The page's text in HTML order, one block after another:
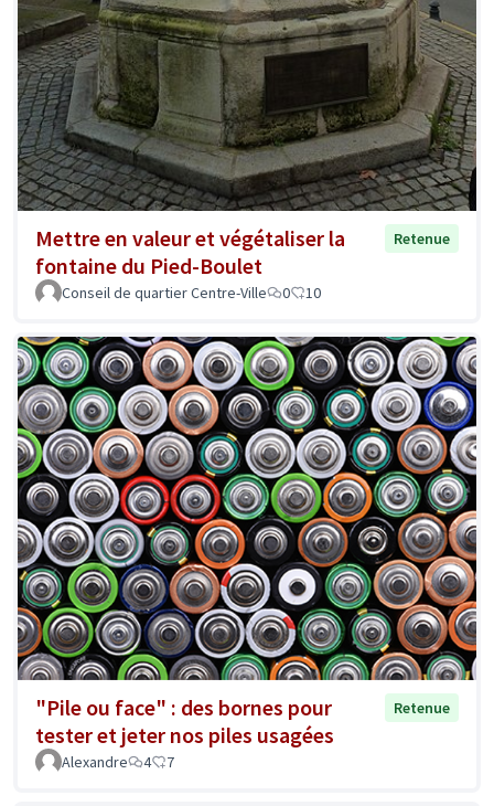
Mettre en valeur et végétaliser la
fontaine du Pied-Boulet
Retenue
Conseil de quartier Centre-Ville 0 10
"Pile ou face" : des bornes pour
tester et jeter nos piles usagées
Retenue
Alexandre 4 7